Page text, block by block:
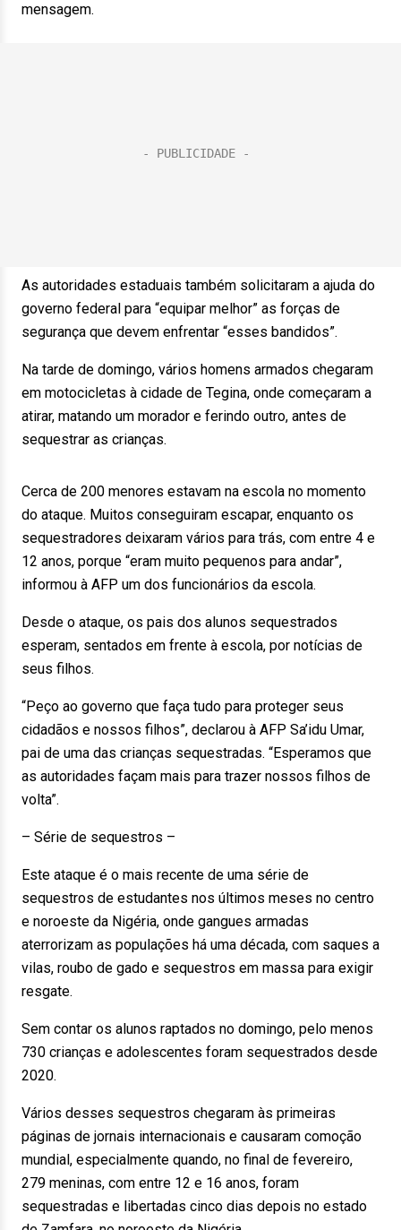
mensagem.
As autoridades estaduais também solicitaram a ajuda do
governo federal para “equipar melhor” as forças de
segurança que devem enfrentar “esses bandidos”.
Na tarde de domingo, vários homens armados chegaram
em motocicletas à cidade de Tegina, onde começaram a
atirar, matando um morador e ferindo outro, antes de
sequestrar as crianças.
Cerca de 200 menores estavam na escola no momento
do ataque. Muitos conseguiram escapar, enquanto os
sequestradores deixaram vários para trás, com entre 4 e
12 anos, porque “eram muito pequenos para andar”,
informou à AFP um dos funcionários da escola.
Desde o ataque, os pais dos alunos sequestrados
esperam, sentados em frente à escola, por notícias de
seus filhos.
“Peço ao governo que faça tudo para proteger seus
cidadãos e nossos filhos”, declarou à AFP Sa’idu Umar,
pai de uma das crianças sequestradas. “Esperamos que
as autoridades façam mais para trazer nossos filhos de
volta”.
– Série de sequestros –
Este ataque é o mais recente de uma série de
sequestros de estudantes nos últimos meses no centro
e noroeste da Nigéria, onde gangues armadas
aterrorizam as populações há uma década, com saques a
vilas, roubo de gado e sequestros em massa para exigir
resgate.
Sem contar os alunos raptados no domingo, pelo menos
730 crianças e adolescentes foram sequestrados desde
2020.
Vários desses sequestros chegaram às primeiras
páginas de jornais internacionais e causaram comoção
mundial, especialmente quando, no final de fevereiro,
279 meninas, com entre 12 e 16 anos, foram
sequestradas e libertadas cinco dias depois no estado